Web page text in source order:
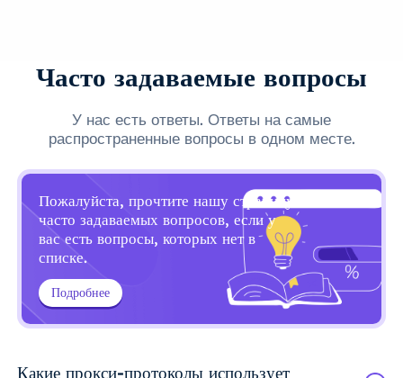
Часто задаваемые вопросы
У нас есть ответы. Ответы на самые
распространенные вопросы в одном месте.
Пожалуйста, прочтите нашу страницу
часто задаваемых вопросов, если у
вас есть вопросы, которых нет в
списке.
Подробнее
Какие прокси-протоколы использует